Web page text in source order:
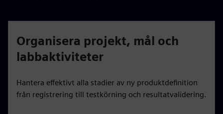
Organisera projekt, mål och
labbaktiviteter
Hantera effektivt alla stadier av ny produktdefinition
från registrering till testkörning och resultatvalidering.